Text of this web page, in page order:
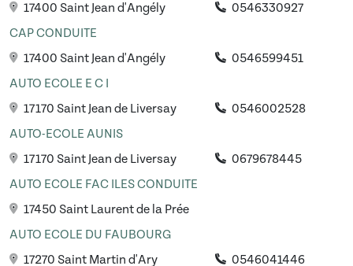
17400 Saint Jean d'Angély
0546330927
CAP CONDUITE
17400 Saint Jean d'Angély
0546599451
AUTO ECOLE E C I
17170 Saint Jean de Liversay
0546002528
AUTO-ECOLE AUNIS
17170 Saint Jean de Liversay
0679678445
AUTO ECOLE FAC ILES CONDUITE
17450 Saint Laurent de la Prée
AUTO ECOLE DU FAUBOURG
17270 Saint Martin d'Ary
0546041446